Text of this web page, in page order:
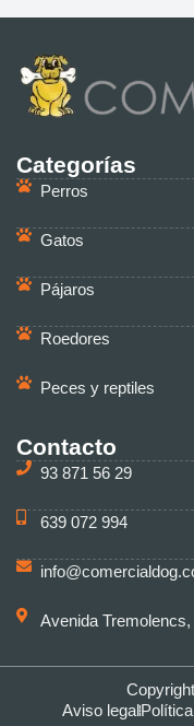
Categorías
Perros
Gatos
Pájaros
Roedores
Peces y reptiles
Contacto
93 871 56 29
639 072 994
Avenida
Aviso legal